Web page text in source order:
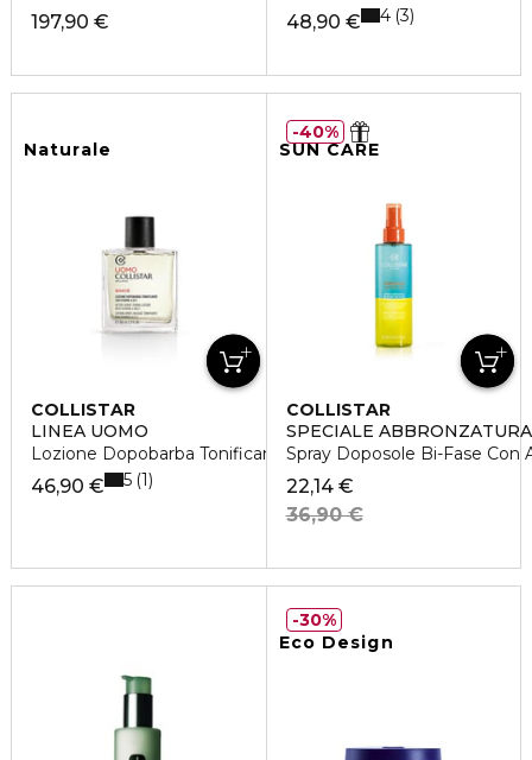
197,90 € 48,90 € 4 3
Naturale
COLLISTAR
LINEA UOMO
Lozione Dopobarba Tonificante
46,90 € 5 1
SUN CARE
COLLISTAR
SPECIALE
Spray Doposole Bi-Fase Con
22,14 €
36,90 €
40%
Eco Design
30%